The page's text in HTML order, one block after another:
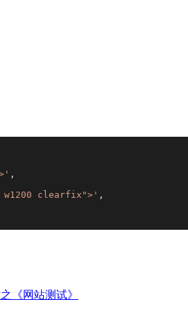
,
clearfix">' ,
《网站测试》